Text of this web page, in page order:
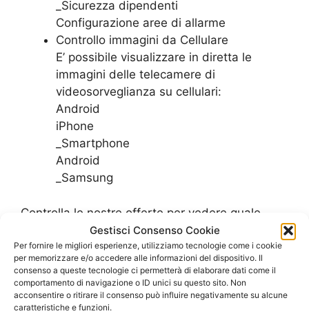
Gestisci Consenso Cookie
Per fornire le migliori esperienze, utilizziamo tecnologie come i cookie
per memorizzare e/o accedere alle informazioni del dispositivo. Il
consenso a queste tecnologie ci permetterà di elaborare dati come il
comportamento di navigazione o ID unici su questo sito. Non
acconsentire o ritirare il consenso può influire negativamente su alcune
caratteristiche e funzioni.
_Sicurezza dipendenti
Configurazione aree di allarme
Controllo immagini da Cellulare
E’ possibile visualizzare in diretta le
immagini delle telecamere di
videosorveglianza su cellulari:
Android
iPhone
_Smartphone
Android
_Samsung
Controlla le nostre offerte per vedere quale
piano tarriffario di adatta meglio alle esigenze
del tuo ufficio
SCOPRI LE OFFERTE PER L’UFFICIO